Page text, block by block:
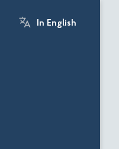
In English